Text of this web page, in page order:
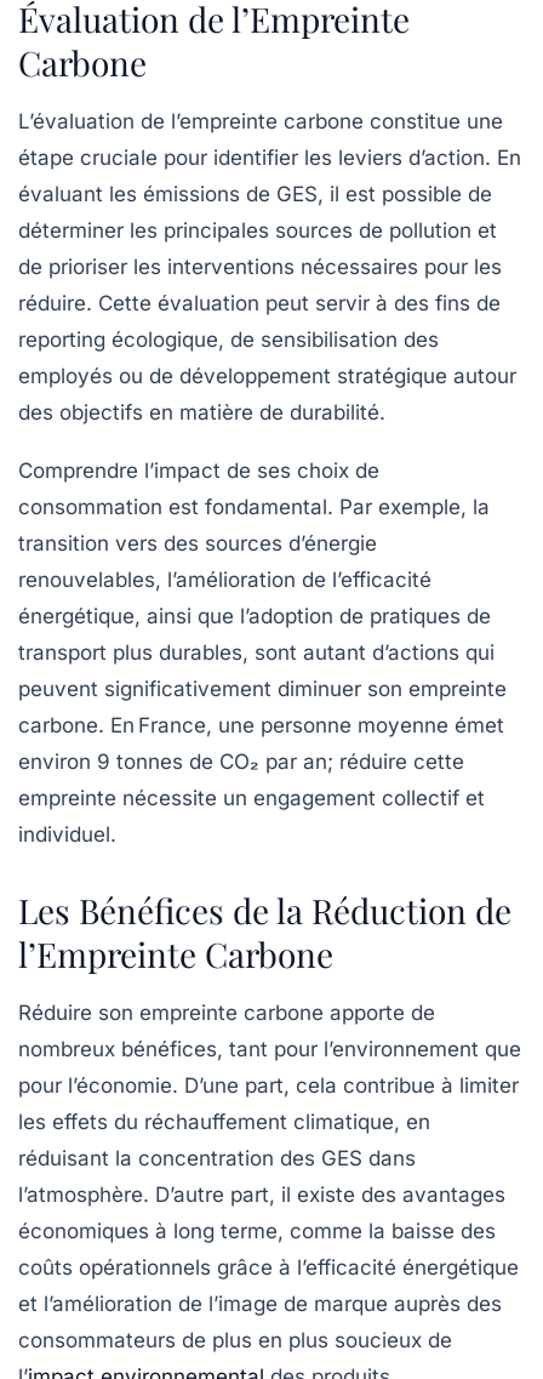
Évaluation de l’Empreinte
Carbone
L’évaluation de l’empreinte carbone constitue une
étape cruciale pour identifier les leviers d’action. En
évaluant les émissions de GES, il est possible de
déterminer les principales sources de pollution et
de prioriser les interventions nécessaires pour les
réduire. Cette évaluation peut servir à des fins de
reporting écologique, de sensibilisation des
employés ou de développement stratégique autour
des objectifs en matière de durabilité.
Comprendre l’impact de ses choix de
consommation est fondamental. Par exemple, la
transition vers des sources d’énergie
renouvelables, l’amélioration de l’efficacité
énergétique, ainsi que l’adoption de pratiques de
transport plus durables, sont autant d’actions qui
peuvent significativement diminuer son empreinte
carbone. En France, une personne moyenne émet
environ 9 tonnes de CO₂ par an; réduire cette
empreinte nécessite un engagement collectif et
individuel.
Les Bénéfices de la Réduction de
l’Empreinte Carbone
Réduire son empreinte carbone apporte de
nombreux bénéfices, tant pour l’environnement que
pour l’économie. D’une part, cela contribue à limiter
les effets du réchauffement climatique, en
réduisant la concentration des GES dans
l’atmosphère. D’autre part, il existe des avantages
économiques à long terme, comme la baisse des
coûts opérationnels grâce à l’efficacité énergétique
et l’amélioration de l’image de marque auprès des
consommateurs de plus en plus soucieux de